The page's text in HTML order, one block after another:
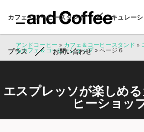
カフェ・コーヒースタンド キュレー
プラス お問い合わせ
アンドコーヒー » カフェ＆コーヒースタンド »
るカフェ＆コーヒーショップ»ページ 6
エスプレッソが楽しめ
ヒーショッ